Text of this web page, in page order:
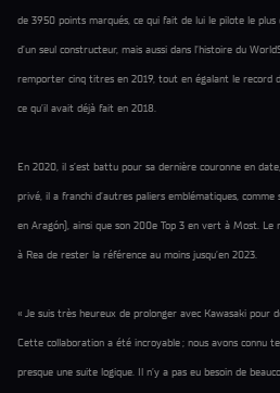
de 3950 points marqués, ce qui fait de lui le pilote le
d’un seul constructeur, mais aussi dans l’histoire du
remporter cinq titres en 2019, tout en égalant le record
ce qu’il avait déjà fait en 2018.
En 2020, il s’est battu pour sa dernière couronne en
privé, il a franchi d’autres paliers emblématiques,
en Aragón), ainsi que son 200e Top 3 en vert à Most.
à Rea de rester la référence au moins jusqu’en 2023.
« Je suis très heureux de prolonger avec Kawasaki pour
Cette collaboration a été incroyable ; nous avons connu
presque une suite logique. Il n’y a pas eu besoin de